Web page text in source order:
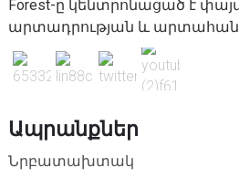
Forest-ը կենտրոնացած է
արտադրության և
Ապրանքներ
Նրբատախտակ